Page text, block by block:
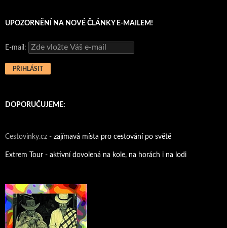
UPOZORNĚNÍ NA NOVÉ ČLÁNKY E-MAILEM!
E-mail:
DOPORUČUJEME:
Cestovinky.cz - zajímavá místa pro cestování po světě
Extrem Tour - aktivní dovolená na kole, na horách i na lodi